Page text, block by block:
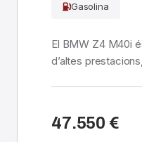
Gasolina
El BMW Z4 M40i
d’altes
47.550 €